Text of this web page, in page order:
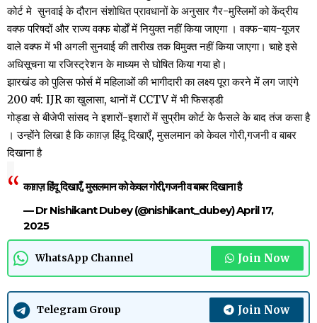
कोर्ट मे सुनवाई के दौरान संशोधित प्रावधानों के अनुसार गैर-मुस्लिमों को केंद्रीय
वक्फ परिषदों और राज्य वक्फ बोर्डों में नियुक्त नहीं किया जाएगा । वक्फ-बाय-यूजर
वाले वक्फ में भी अगली सुनवाई की तारीख तक विमुक्त नहीं किया जाएगा। चाहे इसे
अधिसूचना या रजिस्ट्रेशन के माध्यम से घोषित किया गया हो।
झारखंड को पुलिस फोर्स में महिलाओं की भागीदारी का लक्ष्य पूरा करने में लग जाएंगे
200 वर्ष: IJR का खुलासा, थानों में CCTV में भी फिसड्डी
गोड्डा से बीजेपी सांसद ने इशारों-इशारों में सुप्रीम कोर्ट के फैसले के बाद तंज कसा है
। उन्होंने लिखा है कि काग़ज़ हिंदू दिखाएँ, मुसलमान को केवल गोरी,गजनी व बाबर
दिखाना है
काग़ज़ हिंदू दिखाएँ, मुसलमान को केवल गोरी,गजनी व बाबर दिखाना है
— Dr Nishikant Dubey (@nishikant_dubey)April 17,
2025
WhatsApp Channel Join Now
Telegram Group Join Now